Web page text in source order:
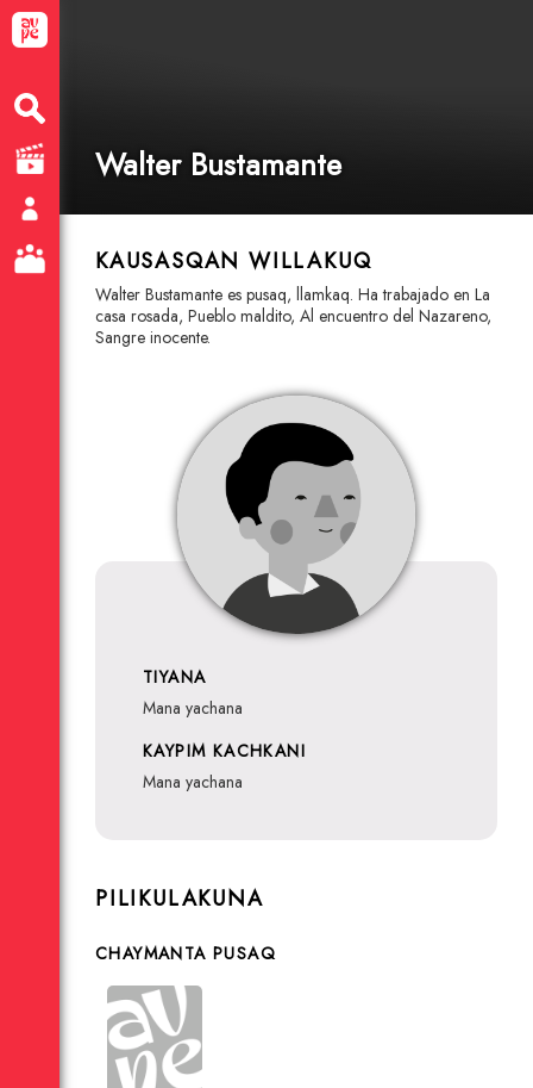
Walter Bustamante
KAUSASQAN WILLAKUQ
Walter Bustamante es pusaq, llamkaq. Ha trabajado en La
casa rosada, Pueblo maldito, Al encuentro del Nazareno,
Sangre inocente.
TIYANA
mana yachana
KAYPIM KACHKANI
mana yachana
PILIKULAKUNA
CHAYMANTA PUSAQ